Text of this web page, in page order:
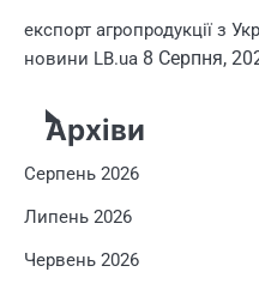
експорт агропродукції з
новини LB.ua 8 Серпня,
Архіви
Серпень 2026
Липень 2026
Червень 2026